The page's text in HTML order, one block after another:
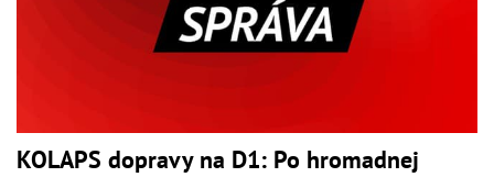
KOLAPS dopravy na D1: Po hromadnej